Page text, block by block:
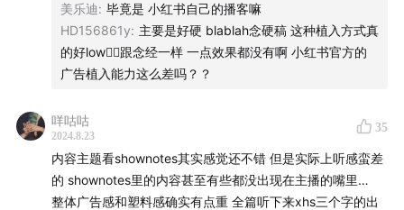
视作品层出不穷，宏大的中式叙事场景再现中国古典文学
作品，东方美学贯穿其中，以极富造型美感的中式元素呈
现，让“国风”再度成为话题中心。
受古典美学的“精神按摩”。越来越多的年轻人走近中国传
统文化，主动揭开尘封的面纱。比如，小红书里被热议的
话题“血脉觉醒三件套：黄金、翡翠、旗袍”，背后所呈现
美乐迪: 毕竟是 小红书自己的播客嘛
HD156861y: 主要是好硬 blablah念硬稿 这种植入方式真
的好low👎🏻跟念经一样 一点效果都没有啊 小红书官方的
广告植入能力这么差吗？？
咩咕咕
2024.8.23
35
内容主题看shownotes其实感觉还不错 但是实际上听感蛮差
的 shownotes里的内容甚至有些都没出现在主播的嘴里…
整体广告感和塑料感确实有点重 全篇听下来xhs三个字的出